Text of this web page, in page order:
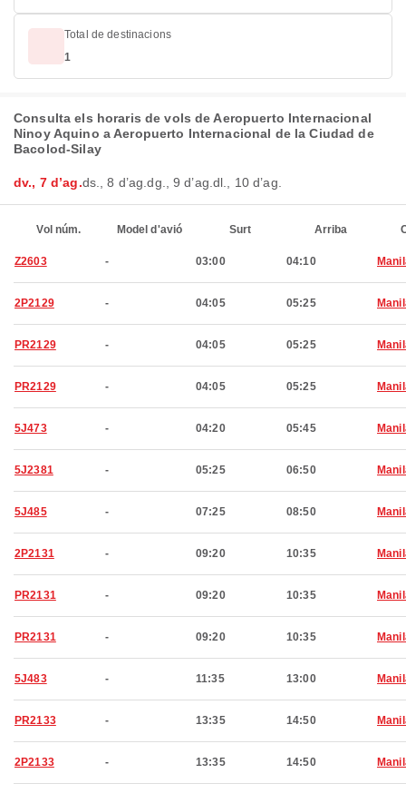
Total de destinacions
1
Consulta els horaris de vols de Aeropuerto Internacional
Ninoy Aquino a Aeropuerto Internacional de la Ciudad de
Bacolod-Silay
dv., 7 d’ag.ds., 8 d’ag.dg., 9 d’ag.dl., 10 d’ag.
Vol núm. Model d'avió Surt Arriba
Z2603 - 03:00 04:10
2P2129 - 04:05 05:25
PR2129 - 04:05 05:25
PR2129 - 04:05 05:25
5J473 - 04:20 05:45
5J2381 - 05:25 06:50
5J485 - 07:25 08:50
2P2131 - 09:20 10:35
PR2131 - 09:20 10:35
PR2131 - 09:20 10:35
5J483 - 11:35 13:00
PR2133 - 13:35 14:50
2P2133 - 13:35 14:50